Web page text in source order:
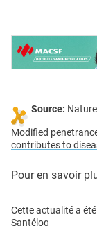
Source:
Modified
contributes to
Pour en savoir
Cette actualité a
Santélog